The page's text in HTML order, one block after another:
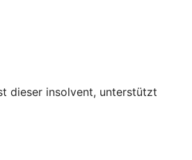
dieser insolvent, unterstützt